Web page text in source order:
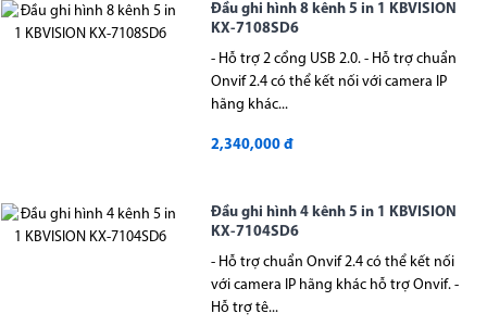
Đầu ghi hình 8 kênh 5 in 1 KBVISION
KX-7108SD6
- Hỗ trợ 2 cổng USB 2.0. - Hỗ trợ chuẩn
Onvif 2.4 có thể kết nối với camera IP
hãng khác...
2,340,000 đ
Đầu ghi hình 4 kênh 5 in 1 KBVISION
KX-7104SD6
- Hỗ trợ chuẩn Onvif 2.4 có thể kết nối
với camera IP hãng khác hỗ trợ Onvif. -
Hỗ trợ tê...